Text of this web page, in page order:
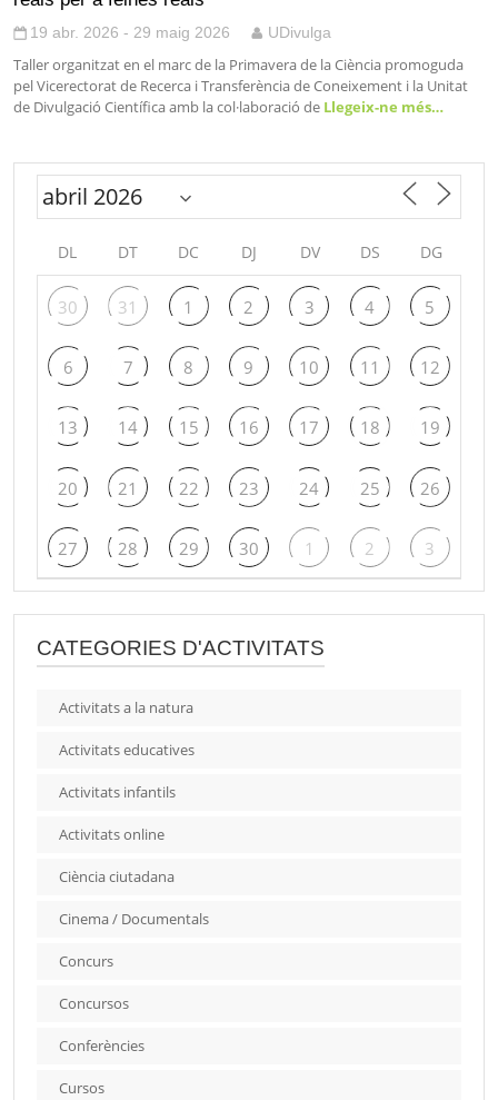
19 abr. 2026 - 29 maig 2026 UDivulga
Taller organitzat en el marc de la Primavera de la Ciència promoguda
pel Vicerectorat de Recerca i Transferència de Coneixement i la Unitat
de Divulgació Científica amb la col·laboració de Llegeix-ne més…
DL DT DC DJ DV DS DG
30 31 1 2 3 4 5
6 7 8 9 10 11 12
13 14 15 16 17 18 19
20 21 22 23 24 25 26
27 28 29 30 1 2 3
CATEGORIES D'ACTIVITATS
Activitats a la natura
Activitats educatives
Activitats infantils
Activitats online
Ciència ciutadana
Cinema / Documentals
Concurs
Concursos
Conferències
Cursos